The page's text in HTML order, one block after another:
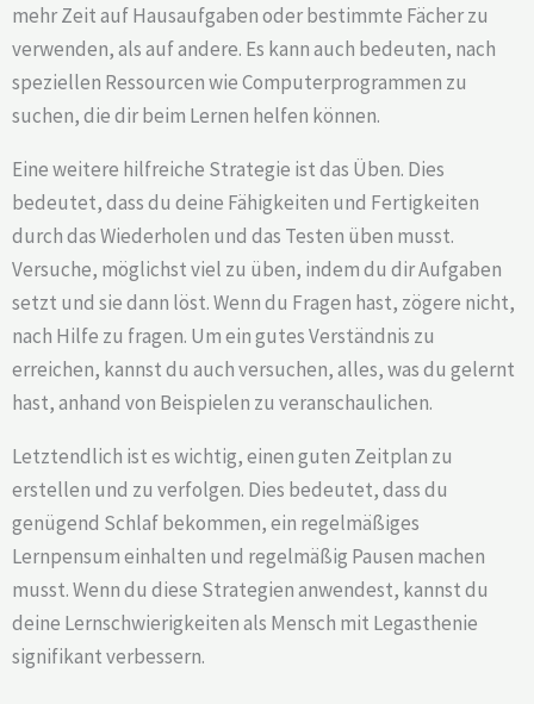
mehr Zeit auf Hausaufgaben oder bestimmte Fächer zu
verwenden, als auf andere. Es kann auch bedeuten, nach
speziellen Ressourcen wie Computerprogrammen zu
suchen, die dir beim Lernen helfen können.
Eine weitere hilfreiche Strategie ist das Üben. Dies
bedeutet, dass du deine Fähigkeiten und Fertigkeiten
durch das Wiederholen und das Testen üben musst.
Versuche, möglichst viel zu üben, indem du dir Aufgaben
setzt und sie dann löst. Wenn du Fragen hast, zögere nicht,
nach Hilfe zu fragen. Um ein gutes Verständnis zu
erreichen, kannst du auch versuchen, alles, was du gelernt
hast, anhand von Beispielen zu veranschaulichen.
Letztendlich ist es wichtig, einen guten Zeitplan zu
erstellen und zu verfolgen. Dies bedeutet, dass du
genügend Schlaf bekommen, ein regelmäßiges
Lernpensum einhalten und regelmäßig Pausen machen
musst. Wenn du diese Strategien anwendest, kannst du
deine Lernschwierigkeiten als Mensch mit Legasthenie
signifikant verbessern.